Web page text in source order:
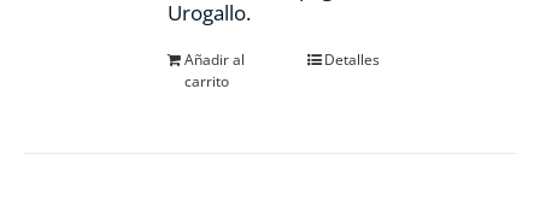
Urogallo.
Añadir al
carrito
Detalles